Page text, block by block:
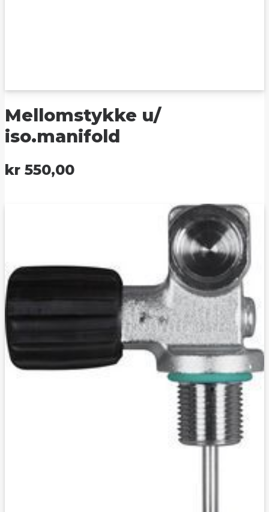
Mellomstykke u/
iso.manifold
kr 550,00